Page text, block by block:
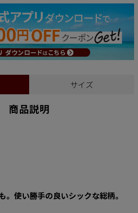
サイズ
商品説明
。使い勝手の良いシックな総柄。